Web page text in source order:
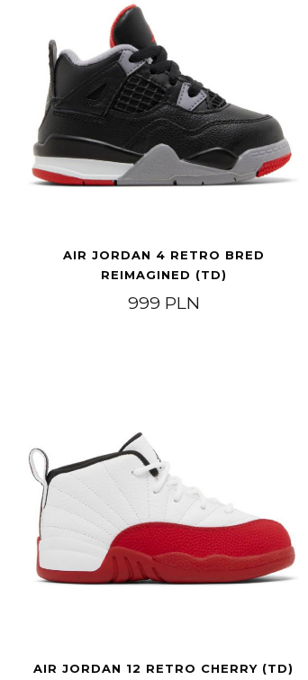
AIR JORDAN 4 RETRO BRED
REIMAGINED (TD)
999 PLN
AIR JORDAN 12 RETRO CHERRY (TD)